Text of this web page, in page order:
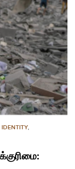
IDENTITY,